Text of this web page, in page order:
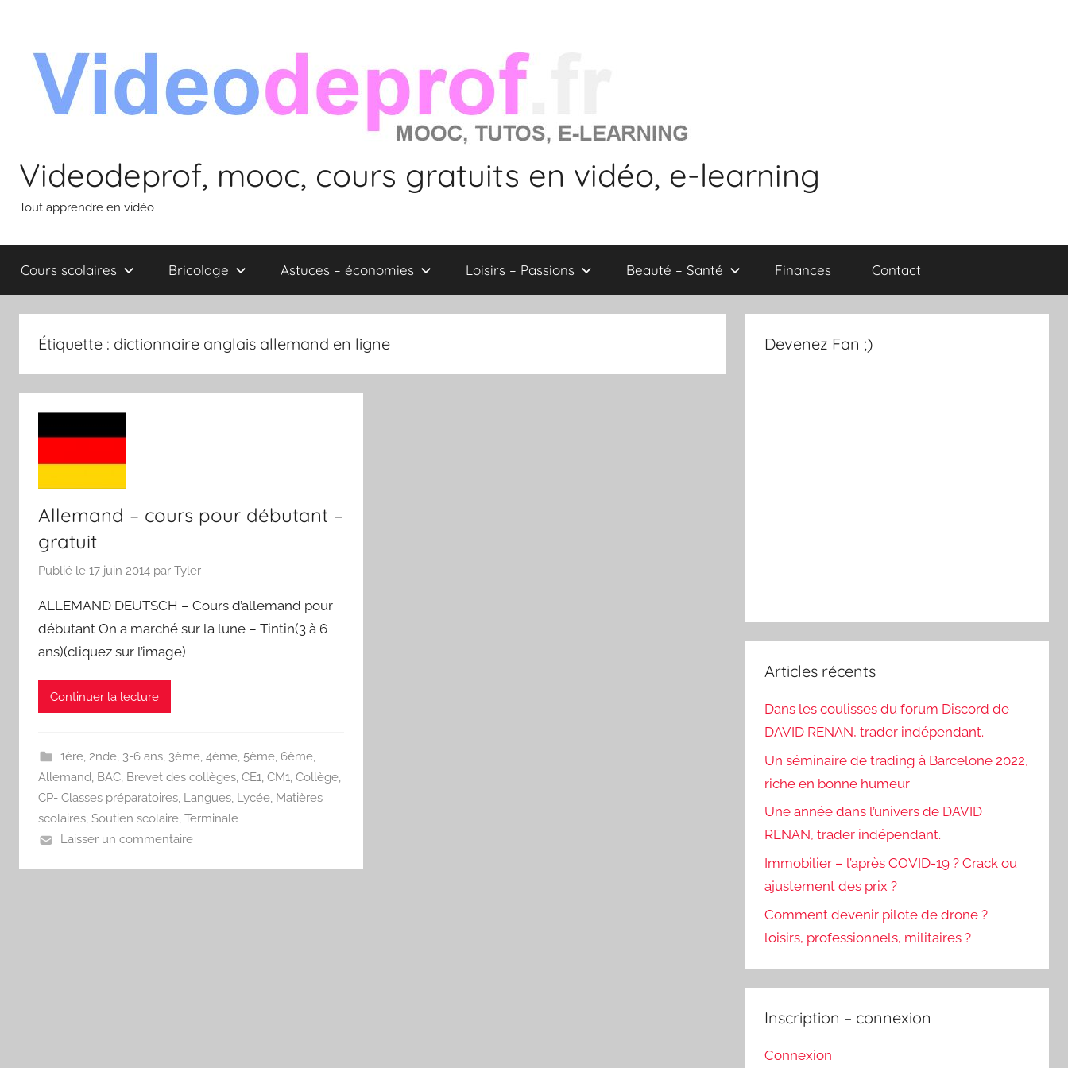
contenu
Videodeprof, mooc, cours gratuits en vidéo, e-learning
Tout apprendre en vidéo
Cours scolaires Bricolage Astuces – économies Loisirs – Passions Beauté – Santé Finances Contact
Étiquette : dictionnaire anglais allemand en ligne
Allemand – cours pour débutant –
gratuit
Publié le 17 juin 2014 par Tyler
ALLEMAND DEUTSCH – Cours d’allemand pour
débutant On a marché sur la lune – Tintin(3 à 6
ans)(cliquez sur l’image)
Continuer la lecture
1ère, 2nde, 3-6 ans, 3ème, 4ème, 5ème, 6ème,
Allemand, BAC, Brevet des collèges, CE1, CM1, Collège,
CP- Classes préparatoires, Langues, Lycée, Matières
scolaires, Soutien scolaire, Terminale
Laisser un commentaire
Devenez Fan ;)
Articles récents
Dans les coulisses du forum Discord de
DAVID RENAN, trader indépendant.
Un séminaire de trading à Barcelone 2022,
riche en bonne humeur
Une année dans l’univers de DAVID
RENAN, trader indépendant.
Immobilier – l’après COVID-19 ? Crack ou
ajustement des prix ?
Comment devenir pilote de drone ?
loisirs, professionnels, militaires ?
Inscription – connexion
Connexion